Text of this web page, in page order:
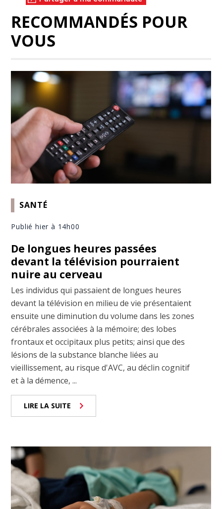
RECOMMANDÉS POUR
VOUS
SANTÉ
Publié hier à 14h00
De longues heures passées
devant la télévision pourraient
nuire au cerveau
Les individus qui passaient de longues heures
devant la télévision en milieu de vie présentaient
ensuite une diminution du volume dans les zones
cérébrales associées à la mémoire; des lobes
frontaux et occipitaux plus petits; ainsi que des
lésions de la substance blanche liées au
vieillissement, au risque d'AVC, au déclin cognitif
et à la démence, ...
LIRE LA SUITE